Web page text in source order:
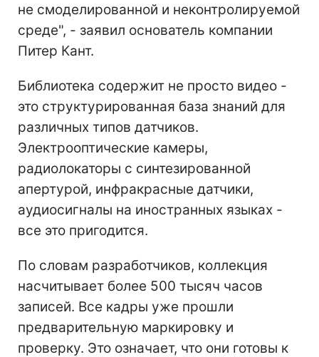
не смоделированной и неконтролируемой
среде", - заявил основатель компании
Питер Кант.
Библиотека содержит не просто видео -
это структурированная база знаний для
различных типов датчиков.
Электрооптические камеры,
радиолокаторы с синтезированной
апертурой, инфракрасные датчики,
аудиосигналы на иностранных языках -
все это пригодится.
По словам разработчиков, коллекция
насчитывает более 500 тысяч часов
записей. Все кадры уже прошли
предварительную маркировку и
проверку. Это означает, что они готовы к